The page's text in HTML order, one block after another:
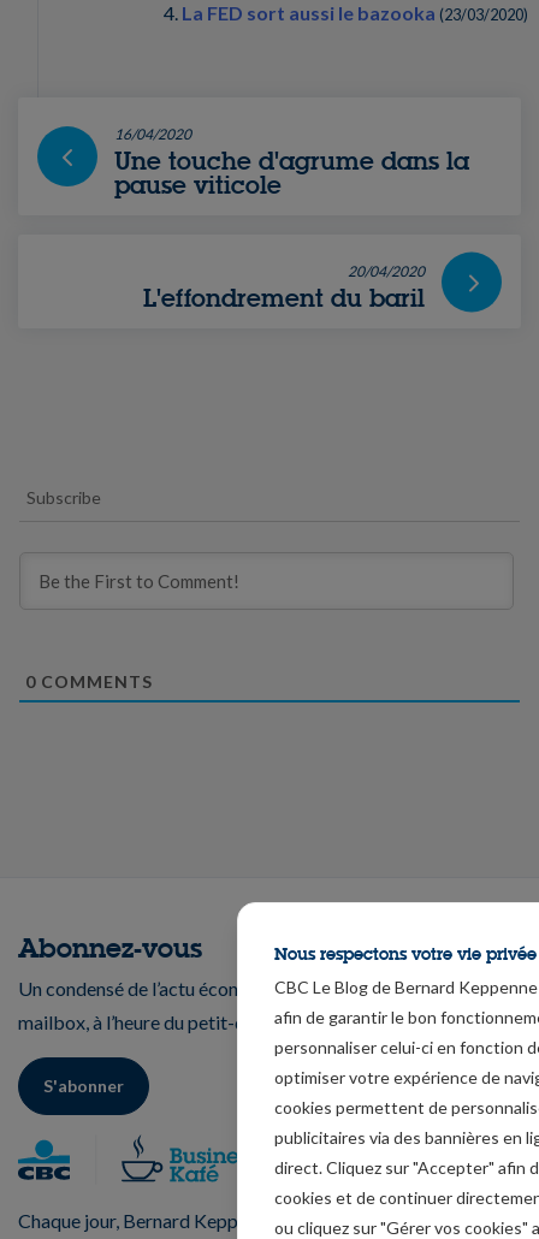
La FED sort aussi le bazooka (23/03/2020)
16/04/2020
Une touche d'agrume dans la
pause viticole
20/04/2020
L'effondrement du baril
Subscribe
0 COMMENTS
Abonnez-vous
Un condensé de l’actu économique et financière dans votre
mailbox, à l’heure du petit-déjeuner.
S'abonner
Chaque jour, Bernard Keppenne analyse l’actualité
Nous respectons votre vie privée
CBC Le Blog de Bernard
afin de garantir le bon
personnaliser celui-ci en fonction
optimiser votre expérience de
cookies permettent de
publicitaires via des bannières en
direct. Cliquez sur "Accepter" afin
cookies et de continuer
ou cliquez sur "Gérer vos cookies"